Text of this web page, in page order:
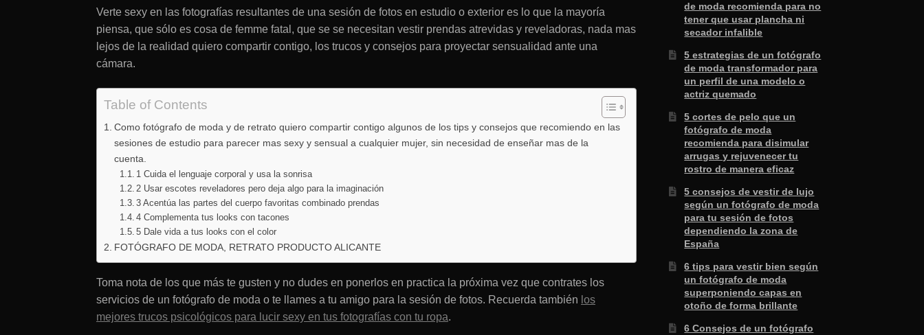
Verte sexy en las fotografías resultantes de una sesión de fotos en estudio o exterior es lo que la mayoría
piensa, que sólo es cosa de femme fatal, que se se necesitan vestir prendas atrevidas y reveladoras, nada mas
lejos de la realidad quiero compartir contigo, los trucos y consejos para proyectar sensualidad ante una
cámara.
Table of Contents
Como fotógrafo de moda y de retrato quiero compartir contigo algunos de los tips y consejos que recomiendo en las
sesiones de estudio para parecer mas sexy y sensual a cualquier mujer, sin necesidad de enseñar mas de la
cuenta.
1 Cuida el lenguaje corporal y usa la sonrisa
2 Usar escotes reveladores pero deja algo para la imaginación
3 Acentúa las partes del cuerpo favoritas combinado prendas
4 Complementa tus looks con tacones
5 Dale vida a tus looks con el color
FOTÓGRAFO DE MODA, RETRATO PRODUCTO ALICANTE
Toma nota de los que más te gusten y no dudes en ponerlos en practica la próxima vez que contrates los
servicios de un fotógrafo de moda o te llames a tu amigo para la sesión de fotos. Recuerda también los
mejores trucos psicológicos para lucir sexy en tus fotografías con tu ropa.
de moda recomienda para no
tener que usar plancha ni
secador infalible
5 estrategias de un fotógrafo
de moda transformador para
un perfil de una modelo o
actriz quemado
5 cortes de pelo que un
fotógrafo de moda
recomienda para disimular
arrugas y rejuvenecer tu
rostro de manera eficaz
5 consejos de vestir de lujo
según un fotógrafo de moda
para tu sesión de fotos
dependiendo la zona de
España
6 tips para vestir bien según
un fotógrafo de moda
superponiendo capas en
otoño de forma brillante
6 Consejos de un fotógrafo